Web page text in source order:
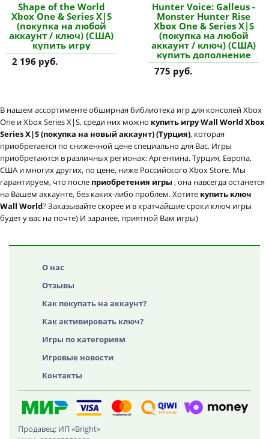
Shape of the World
Xbox One & Series X|S
(покупка на любой
аккаунт / ключ) (США)
купить игру
2 196 руб.
Hunter Voice: Galleus -
Monster Hunter Rise
Xbox One & Series X|S
(покупка на любой
аккаунт / ключ) (США)
купить дополнение
775 руб.
В нашем ассортименте обширная библиотека игр для консолей Xbox
One и Xbox Series X|S, среди них можно купить игру Wall World Xbox
Series X|S (покупка на новый аккаунт) (Турция), которая
приобретается по сниженной цене специально для Вас. Игры
приобретаются в различных регионах: Аргентина, Турция, Европа,
США и многих других, по цене, ниже Российского Xbox Store. Мы
гарантируем, что после приобретения игры , она навсегда останется
на Вашем аккаунте, без каких-либо проблем. Хотите купить ключ
Wall World? Заказывайте скорее и в кратчайшие сроки ключ игры
будет у вас на почте) И заранее, приятной Вам игры)
О нас
Отзывы
Как покупать на аккаунт?
Как активировать ключ?
Игры по категориям
Игровые новости
Контакты
Продавец: ИП «Bright»